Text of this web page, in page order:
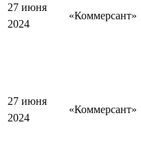
27 июня
2024
«Коммерсант»
27 июня
2024
«Коммерсант»